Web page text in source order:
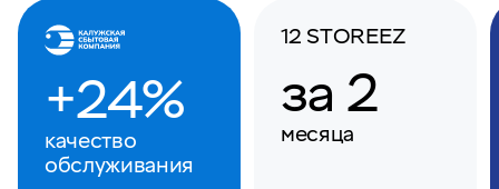
+24%
качество
обслуживания
12 STOREEZ
за 2
месяца